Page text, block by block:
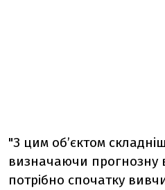
"З цим об’єктом
визначаючи прогнозну
потрібно спочатку